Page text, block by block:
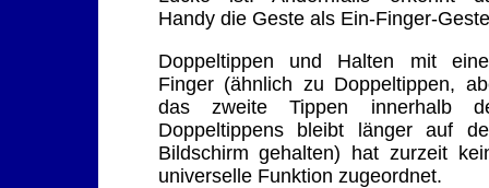
Handy die Geste als Ein-Finger-
Doppeltippen und Halten mit
Finger (ähnlich zu Doppeltippen,
das zweite Tippen innerhalb
Doppeltippens bleibt länger auf
Bildschirm gehalten) hat zurzeit
universelle Funktion zugeordnet.